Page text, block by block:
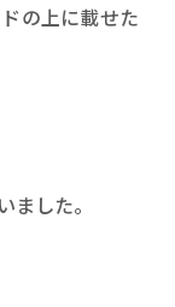
の上に載せた
した。